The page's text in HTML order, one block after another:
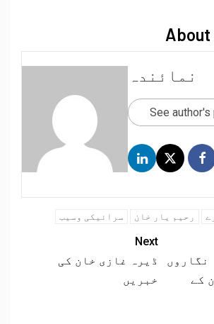
About
نمائندہ
See
رحیم یار خان سرائیکی وسیب
نگاروں
کے
Next
ڈیرہ غازی خان کی
خبریں